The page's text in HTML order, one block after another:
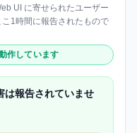
UI に寄せられたユーザー
1時間に報告されたもので
作しています
は報告されていませ